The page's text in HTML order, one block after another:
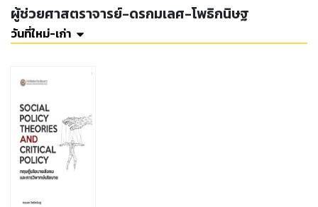
ผู้ช่วยศาสตราจารย์-ดรกมเลศ-โพธิกนิษฐ
วันที่ใหม่-เก่า